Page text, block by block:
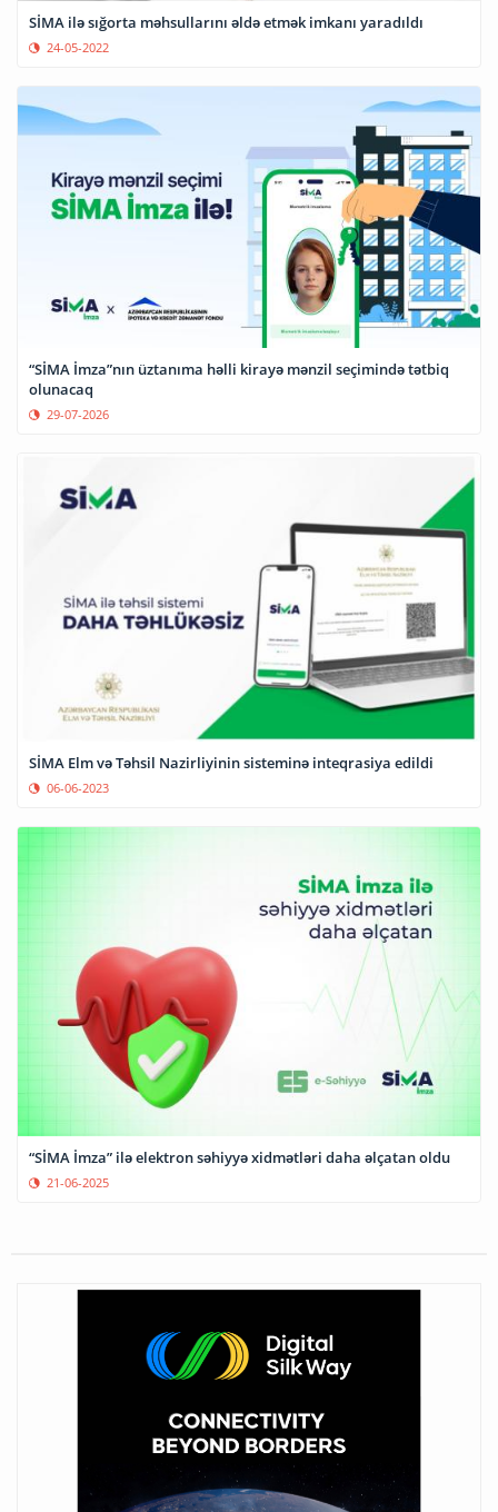
24-05-2022
“SİMA İmza”nın üztanıma həlli kirayə mənzil seçimində tətbiq
olunacaq
29-07-2026
SİMA Elm və Təhsil Nazirliyinin sisteminə inteqrasiya edildi
06-06-2023
“SİMA İmza” ilə elektron səhiyyə xidmətləri daha əlçatan oldu
21-06-2025